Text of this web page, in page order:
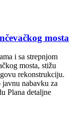
mosta
i sa strepnjom
mosta, stižu
rekonstrukciju.
nabavku za
Plana detaljne